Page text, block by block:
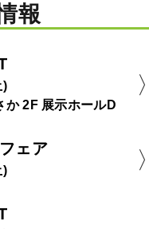
報
)
か 2F 展示ホールD
ェア
)